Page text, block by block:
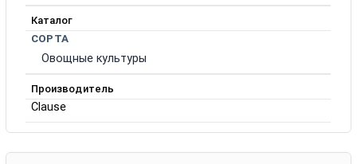
Каталог
СОРТА
Овощные культуры
Производитель
Clause